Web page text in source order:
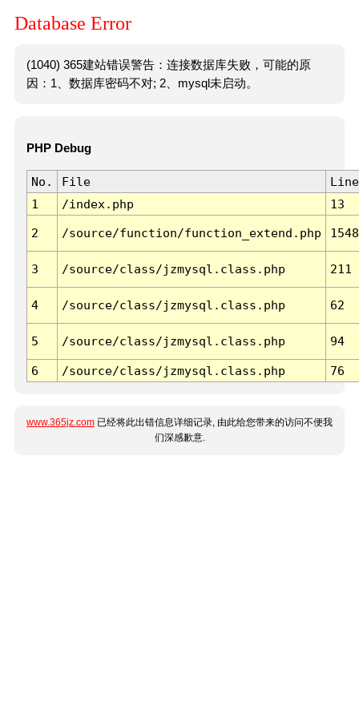
Database Error
(1040) 365建站错误警告：连接数据库失败，可能的原
因：1、数据库密码不对; 2、mysql未启动。
PHP Debug
No. File
Line
1
/index.php 13
2 /source/function/function_extend.php 1548
3 /source/class/jzmysql.class.php 211
4 /source/class/jzmysql.class.php 62
5 /source/class/jzmysql.class.php 94
6 /source/class/jzmysql.class.php 76
www.365jz.com 已经将此出错信息详细记录, 由此给您带来的访问不便我
们深感歉意.